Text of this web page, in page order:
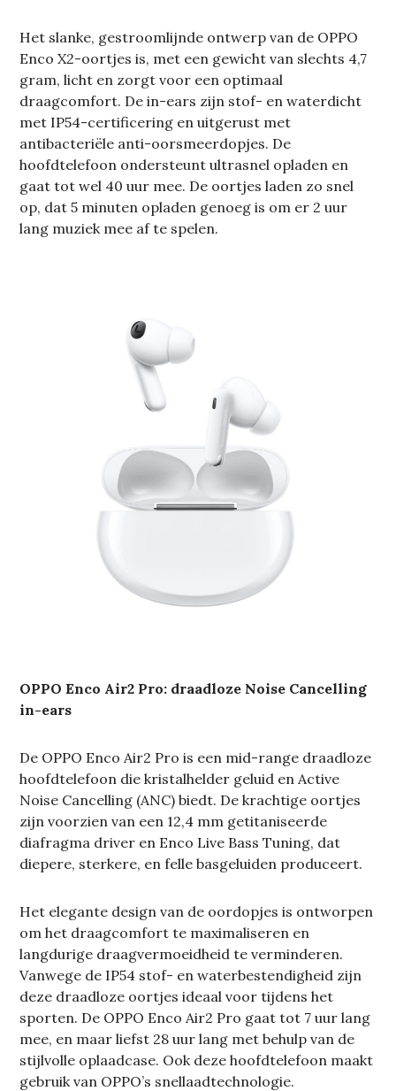
Het slanke, gestroomlijnde ontwerp van de OPPO
Enco X2-oortjes is, met een gewicht van slechts 4,7
gram, licht en zorgt voor een optimaal
draagcomfort. De in-ears zijn stof- en waterdicht
met IP54-certificering en uitgerust met
antibacteriële anti-oorsmeerdopjes. De
hoofdtelefoon ondersteunt ultrasnel opladen en
gaat tot wel 40 uur mee. De oortjes laden zo snel
op, dat 5 minuten opladen genoeg is om er 2 uur
lang muziek mee af te spelen.
OPPO Enco Air2 Pro: draadloze Noise Cancelling
in-ears
De OPPO Enco Air2 Pro is een mid-range draadloze
hoofdtelefoon die kristalhelder geluid en Active
Noise Cancelling (ANC) biedt. De krachtige oortjes
zijn voorzien van een 12,4 mm getitaniseerde
diafragma driver en Enco Live Bass Tuning, dat
diepere, sterkere, en felle basgeluiden produceert.
Het elegante design van de oordopjes is ontworpen
om het draagcomfort te maximaliseren en
langdurige draagvermoeidheid te verminderen.
Vanwege de IP54 stof- en waterbestendigheid zijn
deze draadloze oortjes ideaal voor tijdens het
sporten. De OPPO Enco Air2 Pro gaat tot 7 uur lang
mee, en maar liefst 28 uur lang met behulp van de
stijlvolle oplaadcase. Ook deze hoofdtelefoon maakt
gebruik van OPPO’s snellaadtechnologie.